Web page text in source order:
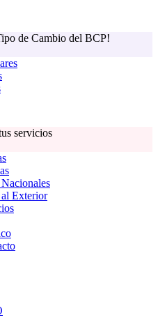
de Cambio del BCP!
servicios
al Exterior